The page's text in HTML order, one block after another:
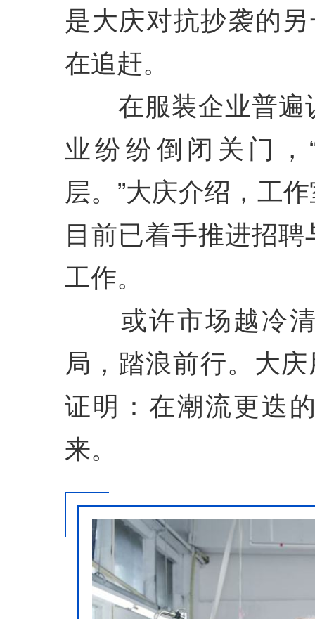
是大庆对抗抄袭的
在追赶。
在服装企业普遍
业纷纷倒闭关门
层。”大庆介绍，工
目前已着手推进招
工作。
或许市场越冷清
局，踏浪前行。大
证明：在潮流更迭
来。